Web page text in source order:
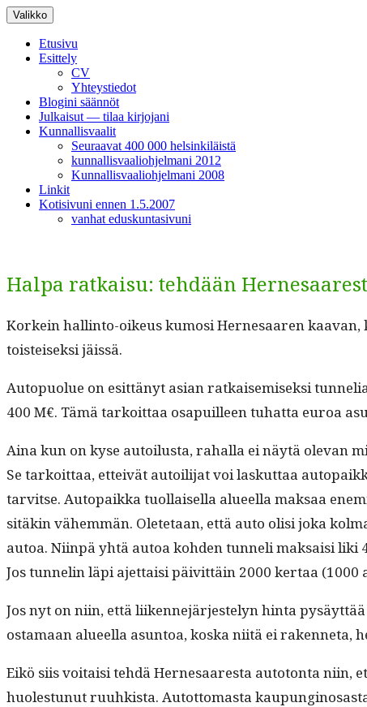
Siirry
sisältöön
Valikko
Etusivu
Esittely
CV
Yhteystiedot
Blogini säännöt
Julkaisut — tilaa kirjojani
Kunnallisvaalit
Seuraavat 400 000 helsinkiläistä
kunnallisvaaliohjelmani 2012
Kunnallisvaaliohjelmani 2008
Linkit
Kotisivuni ennen 1.5.2007
vanhat eduskuntasivuni
Halpa ratkaisu: tehdään
Korkein hallinto-oikeus kumosi Her­ne­saaren
tois­teisek­si jäissä.
Autop­uolue on esit­tänyt asian ratkaisemisek­si
400 M€. Tämä tarkoit­taa osa­puilleen tuhat­ta euroa
Aina kun on kyse autoilus­ta, rahal­la ei näytä ole­van
Se tarkoit­taa, etteivät autoil­i­jat voi laskut­taa
tarvitse. Autopaik­ka tuol­laisel­la alueel­la mak­saa
sitäkin vähem­män. Olete­taan, että auto olisi joka
autoa. Niin­pä yhtä autoa kohden tun­neli mak­saisi liki
Jos tun­nelin läpi ajet­taisi päivit­täin 2000 ker­taa
Jos nyt on niin, että liiken­nejär­jeste­lyn hin­ta
osta­maan alueel­la asun­toa, kos­ka niitä ei
Eikö siis voitaisi tehdä Her­ne­saares­ta auto­ton­ta niin,
huolestunut ruuhk­ista. Autot­tomas­ta